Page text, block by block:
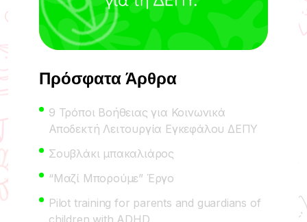
Πρόσφατα Άρθρα
9 Τρόποι Βοήθειας για Κοινωνικά
Αποδεκτή Λειτουργία Εγκεφάλου ΔΕΠΥ
Σουβλάκι μπακαλιάρος
“Μαζί Μπορούμε” Έργο
Pilot training for parents and guardians of
children with ADHD